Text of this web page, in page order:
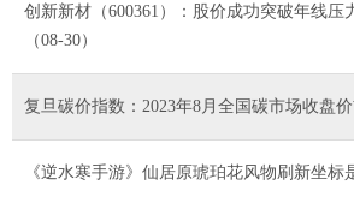
创新新材（600361）：股价成功突破年线压
（08-30）
复旦碳价指数：2023年8月全国碳市场收盘
《逆水寒手游》仙居原琥珀花风物刷新坐标